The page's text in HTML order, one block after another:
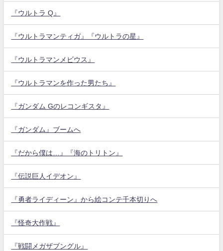
『ウルトラ Q』
『ウルトラマンティガ』『ウルトラの星』
『ウルトラマンメビウス』
『ウルトラマンを作った男たち』
『ガンダム Gのレコンギスタ』
『ガンダム』ブームへ
『だから僕は…』『海のトリトン』
『伝説巨人イデオン』
『勇者ライディーン』から絵コンテ千本切りへ
『怪奇大作戦』
『戦闘メガザブングル』